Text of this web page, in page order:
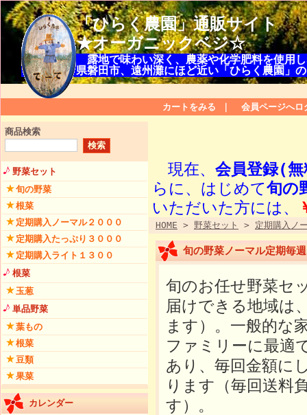
「ひらく農園」通販サイト
★オーガニックベジ☆
露地で味わい深く、農薬や化学肥料を使用
県磐田市、遠州灘にほど近い「ひらく農園」
カートをみる 会員ページへ
商品検索
野菜セット
旬の野菜
根菜
定期購入ノーマル２０００
定期購入たっぷり３０００
定期購入ライト１３００
根菜
玉葱
単品野菜
葉もの
根菜
豆類
果菜
カレンダー
現在、 会員登録(無
らに、はじめて旬の
いただいた方には、
HOME > 野菜セット > 定期購入ノ
旬の野菜ノーマル定期毎
旬のお任せ野菜セ
届けできる地域は
ます）。一般的な
ファミリーに最適
あり、毎回金額に
ります（毎回送料
す）。